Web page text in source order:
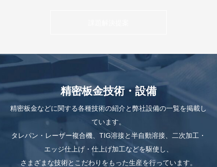
精密板金技術・設備
精密板金などに関する各種技術の紹介と弊社設備の一覧を掲載し
ています。
タレパン・レーザー複合機、TIG溶接と半自動溶接、二次加工・
エッジ仕上げ・仕上げ加工などを駆使し、
さまざまな技術とこだわりをもった生産を行っています。